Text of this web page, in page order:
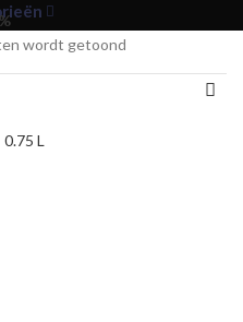
wordt getoond
0.75 L